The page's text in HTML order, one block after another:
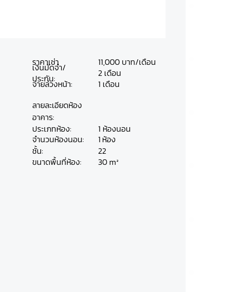
ลายละเอียดห้อง
อาคาร:
ประเภทห้อง:
จำนวนห้องนอน:
ชั้น:
ขนาดพื้นที่ห้อง:
1 ห้องนอน
1
22
30 m²
ห้อง
ราคาเช่า
เงินมัดจำ/
ประกัน:
จ่ายล่วงหน้า:
11,000 บาท/เดือน
2 เดือน
1 เดือน